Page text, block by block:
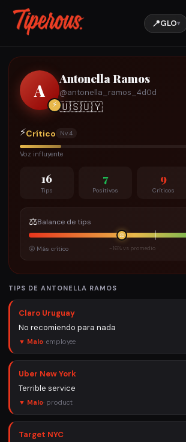
📍GLO▾
A
⚡
Antonella Ramos
@antonella_ramos_4d0d
🇺🇸🇺🇾
⚡Crítico Nv.4
Voz influyente
16
Tips
7
Positivos
9
Críticos
⚖️Balance de tips
⚖️
😤 Más crítico -16% vs promedio
TIPS DE ANTONELLA RAMOS
Claro Uruguay
No recomiendo para nada
▼ Malo· employee
Uber New York
Terrible service
▼ Malo· product
Target NYC